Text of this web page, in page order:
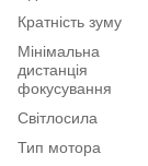
Кратність зуму
Мінімальна
дистанція
фокусування
Світлосила
Тип мотора